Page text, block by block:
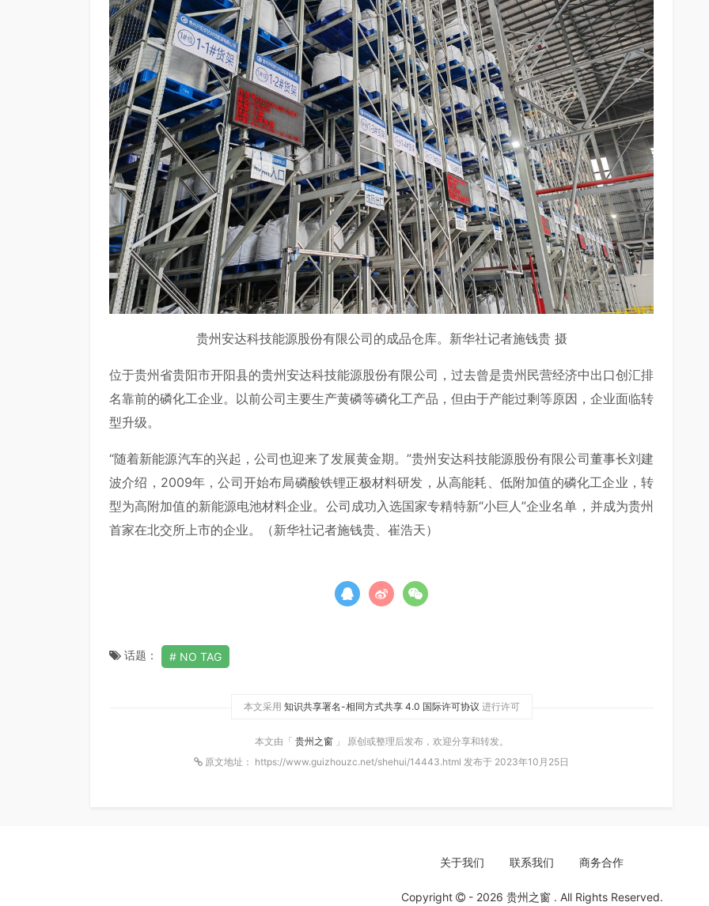
贵州安达科技能源股份有限公司的成品仓库。新华社记者施钱贵 摄
位于贵州省贵阳市开阳县的贵州安达科技能源股份有限公司，过去曾是贵州民营经济中出口创汇排
名靠前的磷化工企业。以前公司主要生产黄磷等磷化工产品，但由于产能过剩等原因，企业面临转
型升级。
“随着新能源汽车的兴起，公司也迎来了发展黄金期。”贵州安达科技能源股份有限公司董事长刘建
波介绍，2009年，公司开始布局磷酸铁锂正极材料研发，从高能耗、低附加值的磷化工企业，转
型为高附加值的新能源电池材料企业。公司成功入选国家专精特新“小巨人”企业名单，并成为贵州
首家在北交所上市的企业。（新华社记者施钱贵、崔浩天）
话题： NO TAG
本文采用 知识共享署名-相同方式共享 4.0 国际许可协议 进行许可
本文由「 贵州之窗 」 原创或整理后发布，欢迎分享和转发。
原文地址： https://www.guizhouzc.net/shehui/14443.html 发布于 2023年10月25日
关于我们 联系我们 商务合作
Copyright - 2026 贵州之窗 . All Rights Reserved.